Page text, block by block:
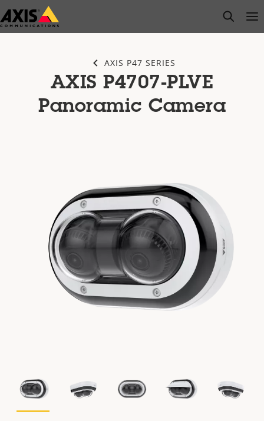
Saltar
al
open
AXIS P47 SERIES
AXIS P4707-PLVE
Panoramic Camera